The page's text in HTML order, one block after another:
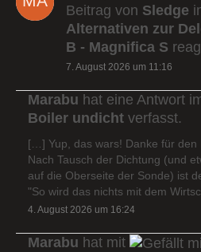
Beitrag von Sledge
Alternativen zur
B - Magnifica S
7. August 2026 um 11:16
Marabu hat eine Antwort
Boiler undicht verfasst.
[…] Yup, das wars! Danke für den
Nach Tausch der Dichtung (und
auf die Oberseite der Sonde) ist
"So wird das nichts mit dem
4. August 2026 um 16:24
Marabu hat mit